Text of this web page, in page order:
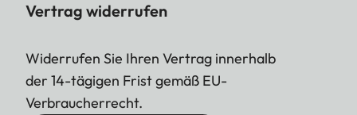
Vertrag widerrufen
Widerrufen Sie Ihren Vertrag innerhalb
der 14-tägigen Frist gemäß EU-
Verbraucherrecht.